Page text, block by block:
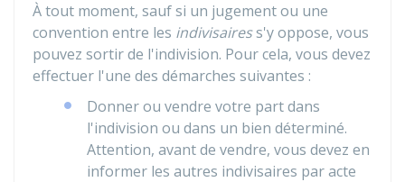
À tout moment, sauf si un jugement ou une
convention entre les indivisairess'y oppose, vous
pouvez sortir de l'indivision. Pour cela, vous devez
effectuer l'une des démarches suivantes :
Donner ou vendre votre part dans
l'indivision ou dans un bien déterminé.
Attention, avant de vendre, vous devez en
informer les autres indivisaires par acte